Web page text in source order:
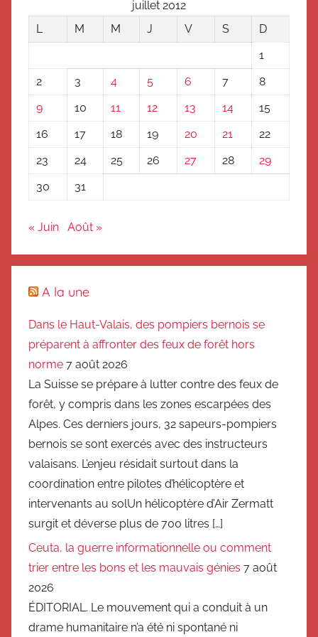
juillet 2012
L
M M J V S
D
1
2
3 4 5 6 7
8
9
10 11 12 13 14
15
16
17 18 19 20 21
22
23
24 25 26 27 28
29
30
31
« Juin Août »
A la une
Dans le Haut-Valais, des pompiers bernois se
préparent à affronter des feux de forêt hors
norme 7 août 2026
La Suisse se prépare à lutter contre des feux de
forêt, y compris dans les zones escarpées des
Alpes. Ces derniers jours, 32 sapeurs-pompiers
bernois se sont exercés avec des instructeurs
valaisans. L’enjeu résidait surtout dans la
coordination entre pilotes d’hélicoptère et
intervenants au solUn hélicoptère d’Air Zermatt
surgit et déverse plus de 700 litres […]
Ceuta, la guerre informationnelle ou comment
trier entre les bons et les mauvais génies 7 août
2026
ÉDITORIAL. Le mouvement qui a conduit à un
drame humanitaire n’a été ni spontané ni